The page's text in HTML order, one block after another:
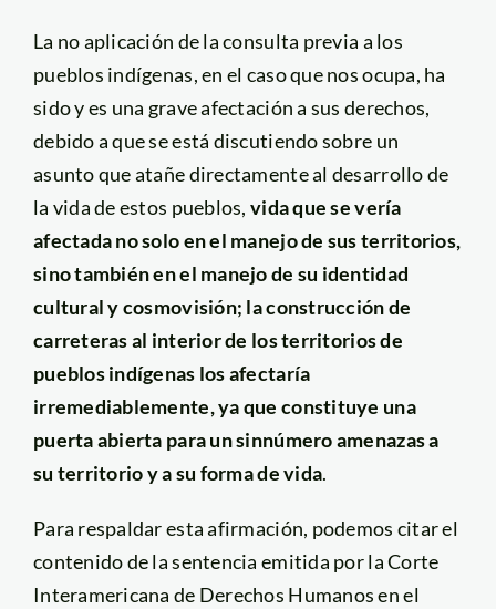
La no aplicación de la consulta previa a los
pueblos indígenas, en el caso que nos ocupa, ha
sido y es una grave afectación a sus derechos,
debido a que se está discutiendo sobre un
asunto que atañe directamente al desarrollo de
la vida de estos pueblos,vida que se vería
afectada no solo en el manejo de sus territorios,
sino también en el manejo de su identidad
cultural y cosmovisión; la construcción de
carreteras al interior de los territorios de
pueblos indígenas los afectaría
irremediablemente, ya que constituye una
puerta abierta para un sinnúmero amenazas a
su territorio y a su forma de vida.
Para respaldar esta afirmación, podemos citar el
contenido de la sentencia emitida por la Corte
Interamericana de Derechos Humanos en el